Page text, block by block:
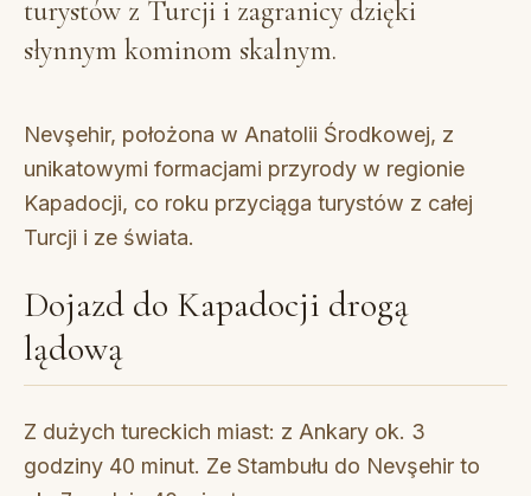
turystów z Turcji i zagranicy dzięki
słynnym kominom skalnym.
Nevşehir, położona w Anatolii Środkowej, z
unikatowymi formacjami przyrody w regionie
Kapadocji, co roku przyciąga turystów z całej
Turcji i ze świata.
Dojazd do Kapadocji drogą
lądową
Z dużych tureckich miast: z Ankary ok. 3
godziny 40 minut. Ze Stambułu do Nevşehir to